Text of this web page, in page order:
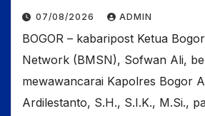
07/08/2026 ADMIN
BOGOR – kabaripost Ketua
Network (BMSN), Sofwan Ali,
mewawancarai Kapolres Bogor
Ardilestanto, S.H., S.I.K., M.Si.,